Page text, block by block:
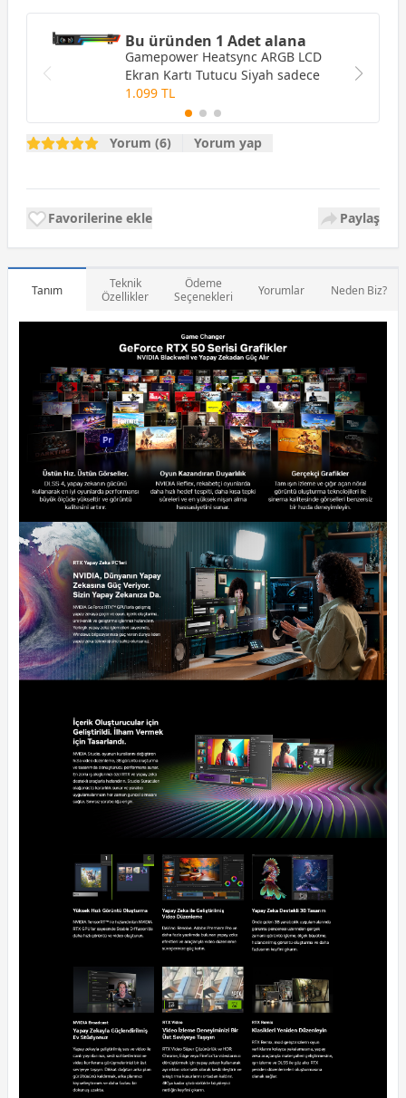
Bu üründen 1 Adet alana
Gamepower Heatsync ARGB LCD
Ekran Kartı Tutucu Siyah sadece
1.099 TL
Yorum (6) Yorum yap
Favorilerine ekle Paylaş
Tanım
Teknik
Özellikler
Ödeme
Seçenekleri
Yorumlar Neden Biz?